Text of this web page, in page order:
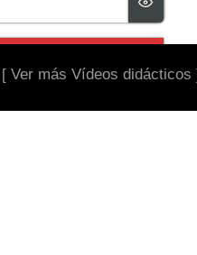
[ Ver más Vídeos didácticos